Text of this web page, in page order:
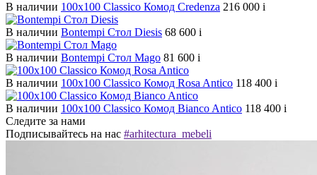
В наличии 100х100 Classico Комод Credenza 216 000 i
В наличии Bontempi Стол Diesis 68 600 i
В наличии Bontempi Стол Mago 81 600 i
В наличии 100х100 Classico Комод Rosa Antico 118 400 i
В наличии 100х100 Classico Комод Bianco Antico 118 400 i
Следите за нами
Подписывайтесь на нас #arhitectura_mebeli